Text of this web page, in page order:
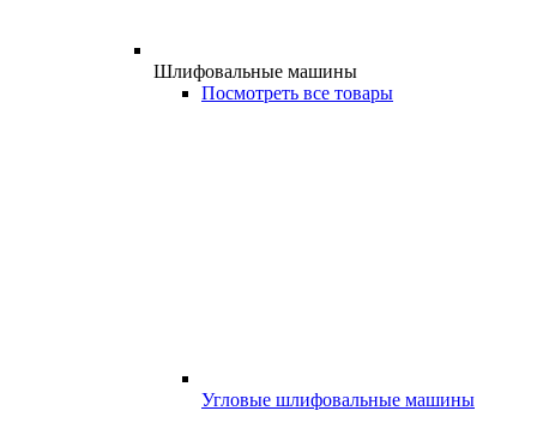
Шлифовальные машины
Посмотреть все товары
Угловые шлифовальные машины